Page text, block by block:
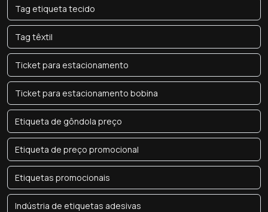
Tag etiqueta tecido
Tag têxtil
Ticket para estacionamento
Ticket para estacionamento bobina
Etiqueta de gôndola preço
Etiqueta de preço promocional
Etiquetas promocionais
Indústria de etiquetas adesivas